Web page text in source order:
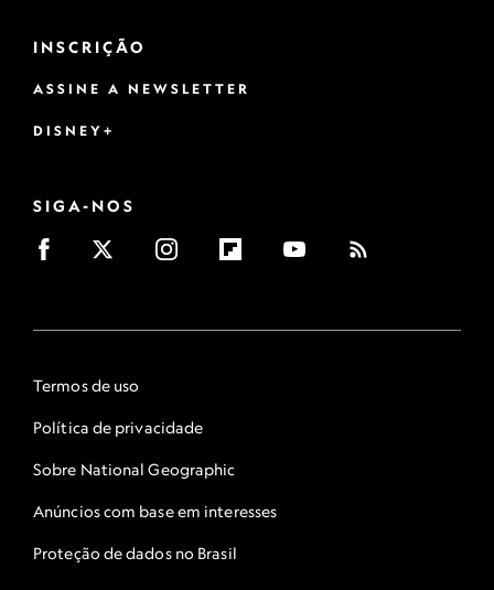
INSCRIÇÃO
ASSINE A NEWSLETTER
DISNEY+
SIGA-NOS
Termos de uso
Política de privacidade
Sobre National Geographic
Anúncios com base em interesses
Proteção de dados no Brasil